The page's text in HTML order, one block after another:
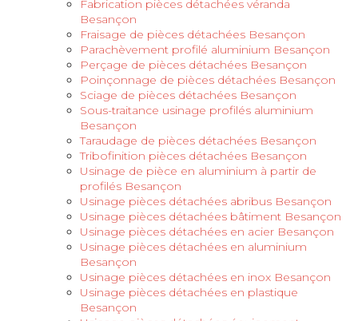
Fabrication pièces détachées véranda
Besançon
Fraisage de pièces détachées Besançon
Parachèvement profilé aluminium Besançon
Perçage de pièces détachées Besançon
Poinçonnage de pièces détachées Besançon
Sciage de pièces détachées Besançon
Sous-traitance usinage profilés aluminium
Besançon
Taraudage de pièces détachées Besançon
Tribofinition pièces détachées Besançon
Usinage de pièce en aluminium à partir de
profilés Besançon
Usinage pièces détachées abribus Besançon
Usinage pièces détachées bâtiment Besançon
Usinage pièces détachées en acier Besançon
Usinage pièces détachées en aluminium
Besançon
Usinage pièces détachées en inox Besançon
Usinage pièces détachées en plastique
Besançon